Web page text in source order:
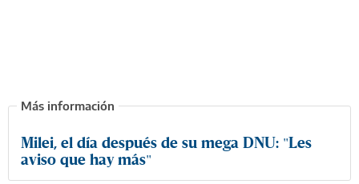
Milei, el día después de su mega DNU: "Les
aviso que hay más"